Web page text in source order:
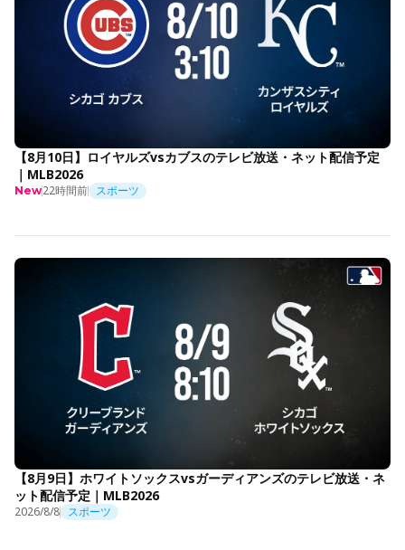
【8月10日】ロイヤルズvsカブスのテレビ放送・ネット配信予定
｜MLB2026
New22時間前 スポーツ
【8月9日】ホワイトソックスvsガーディアンズのテレビ放送・ネ
ット配信予定｜MLB2026
2026/8/8 スポーツ